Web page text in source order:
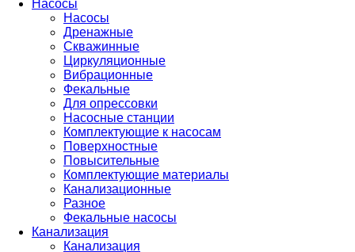
Насосы
Насосы
Дренажные
Скважинные
Циркуляционные
Вибрационные
Фекальные
Для опрессовки
Насосные станции
Комплектующие к насосам
Поверхностные
Повысительные
Комплектующие материалы
Канализационные
Разное
Фекальные насосы
Канализация
Канализация